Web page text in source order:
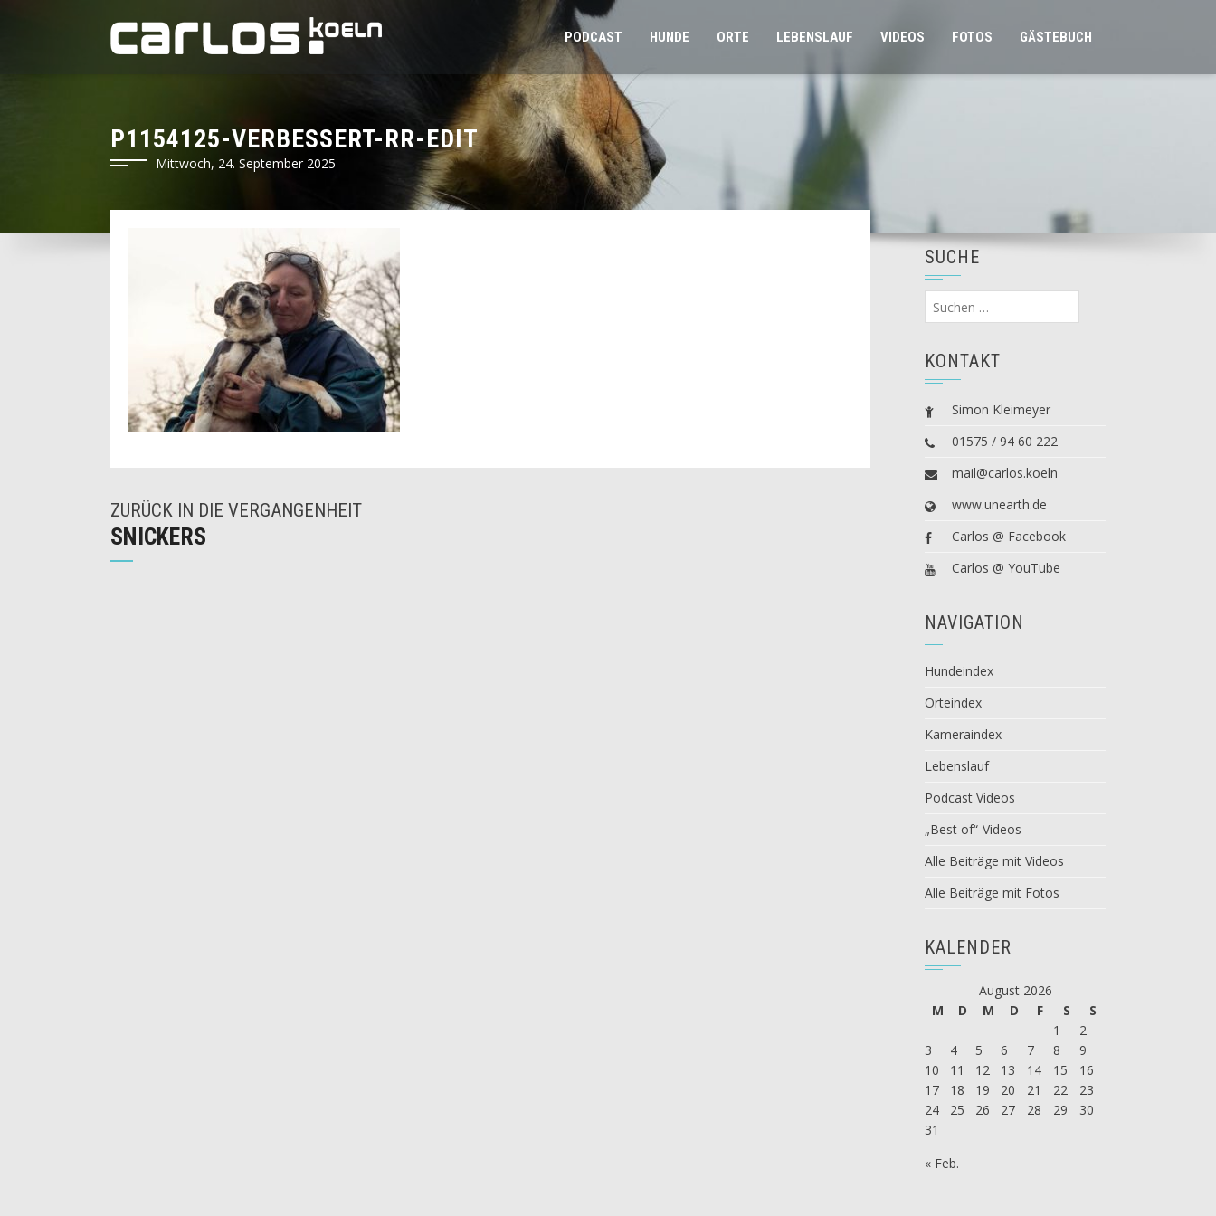
PODCAST HUNDE ORTE LEBENSLAUF VIDEOS FOTOS GÄSTEBUCH
P1154125-VERBESSERT-RR-EDIT
Mittwoch, 24. September 2025
ZURÜCK IN DIE VERGANGENHEIT
SNICKERS
SUCHE
Suchen
nach:
KONTAKT
Simon Kleimeyer
01575 / 94 60 222
mail@carlos.koeln
www.unearth.de
Carlos @ Facebook
Carlos @ YouTube
NAVIGATION
Hundeindex
Orteindex
Kameraindex
Lebenslauf
Podcast Videos
„Best of“-Videos
Alle Beiträge mit Videos
Alle Beiträge mit Fotos
KALENDER
August 2026
M
D M D F S
S
1
2
3
4 5 6 7 8
9
10
11 12 13 14 15
16
17
18 19 20 21 22
23
24
25 26 27 28 29
30
31
« Feb.